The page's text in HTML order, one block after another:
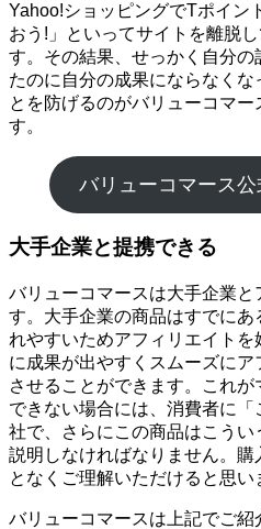
Yahoo!ショッピングでTポイン
おう!」といってサイトを離脱
す。その結果、せっかく自分の
たのに自分の成果にならなくな
とを防げるのがバリューコマー
す。
バリューコマース
大手企業と提携できる
バリューコマースは大手企業と
す。大手企業の商品はすでに
れやすいためアフィリエイト
に成果が出やすくスムーズにア
させることができます。これ
できない場合には、消費者に
社で、さらにこの商品はこう
説明しなければなりません。
となくご理解いただけると思い
バリューコマースは上記でご紹